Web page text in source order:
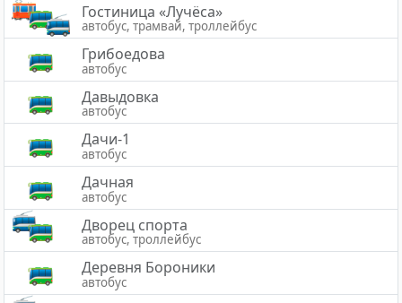
Гостиница «Лучёса»
автобус, трамвай, троллейбус
Грибоедова
автобус
Давыдовка
автобус
Дачи-1
автобус
Дачная
автобус
Дворец спорта
автобус, троллейбус
Деревня Бороники
автобус